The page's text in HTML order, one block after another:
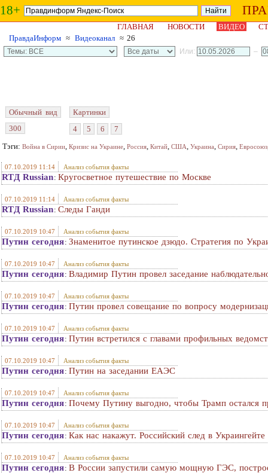
18+
ГЛАВНАЯ НОВОСТИ ВИДЕО
ПравдаИнформ ≈ Видеоканал ≈ 26
Или: –
Обычный вид
300
Картинки
4
5 6
7
Тэги: Война в Сирии, Кризис на Украине, Россия, Китай, США, Украина, Сирия, Евросоюз
07.10.2019 11:14 Анализ события факты
RTД Russian: Кругосветное путешествие по Москве
07.10.2019 11:14 Анализ события факты
RTД Russian: Следы Ганди
07.10.2019 10:47 Анализ события факты
Путин сегодня: Знаменитое путинское дзюдо. Стратегия по
07.10.2019 10:47 Анализ события факты
Путин сегодня: Владимир Путин провел заседание
07.10.2019 10:47 Анализ события факты
Путин сегодня: Путин провел совещание по вопросу
07.10.2019 10:47 Анализ события факты
Путин сегодня: Путин встретился с главами профильных
07.10.2019 10:47 Анализ события факты
Путин сегодня: Путин на заседании ЕАЭС
07.10.2019 10:47 Анализ события факты
Путин сегодня: Почему Путину выгодно, чтобы Трамп остался
07.10.2019 10:47 Анализ события факты
Путин сегодня: Как нас накажут. Российский след в Украингейте
07.10.2019 10:47 Анализ события факты
Путин сегодня: В России запустили самую мощную ГЭС,